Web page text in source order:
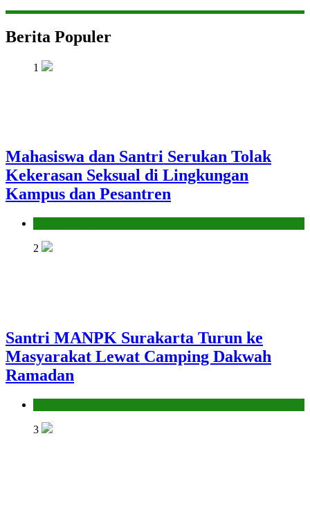
Berita Populer
1
Mahasiswa dan Santri Serukan Tolak
Kekerasan Seksual di Lingkungan
Kampus dan Pesantren
2
Santri MANPK Surakarta Turun ke
Masyarakat Lewat Camping Dakwah
Ramadan
3